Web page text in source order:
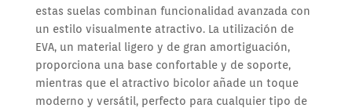
estas suelas combinan funcionalidad avanzada con
un estilo visualmente atractivo. La utilización de
EVA, un material ligero y de gran amortiguación,
proporciona una base confortable y de soporte,
mientras que el atractivo bicolor añade un toque
moderno y versátil, perfecto para cualquier tipo de